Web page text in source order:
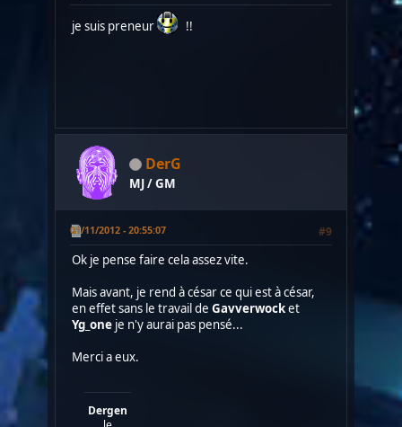
je suis preneur !!
DerG
MJ / GM
01/11/2012 - 20:55:07 #9
Ok je pense faire cela assez vite.
Mais avant, je rend à césar ce qui est à césar,
en effet sans le travail de Gavverwocket
Yg_oneje n'y aurai pas pensé...
Merci a eux.
Dergen